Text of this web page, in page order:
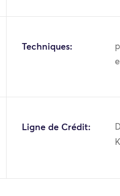
Techniques:
Ligne de Crédit: